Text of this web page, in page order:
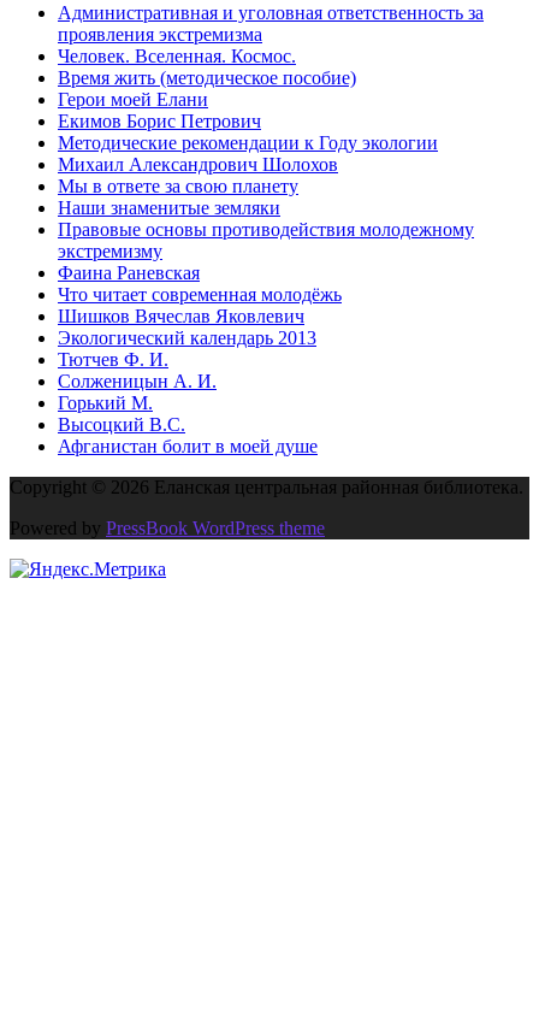
Административная и уголовная ответственность за
проявления экстремизма
Человек. Вселенная. Космос.
Время жить (методическое пособие)
Герои моей Елани
Екимов Борис Петрович
Методические рекомендации к Году экологии
Михаил Александрович Шолохов
Мы в ответе за свою планету
Наши знаменитые земляки
Правовые основы противодействия молодежному
экстремизму
Фаина Раневская
Что читает современная молодёжь
Шишков Вячеслав Яковлевич
Экологический календарь 2013
Тютчев Ф. И.
Солженицын А. И.
Горький М.
Высоцкий В.С.
Афганистан болит в моей душе
Copyright © 2026 Еланская центральная районная библиотека.
Powered by PressBook WordPress theme